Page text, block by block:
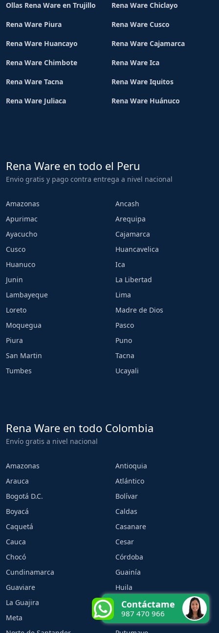
Ollas Rena Ware en Trujillo Rena Ware Chiclayo
Rena Ware Piura Rena Ware Cusco
Rena Ware Huancayo Rena Ware Cajamarca
Rena Ware Chimbote Rena Ware Ica
Rena Ware Tacna Rena Ware Iquitos
Rena Ware Juliaca Rena Ware Huánuco
Rena Ware en todo el Peru
Envio gratis y pago contra entrega a nivel nacional
Amazonas
Ancash
Apurimac
Arequipa
Ayacucho
Cajamarca
Cusco
Huancavelica
Huanuco
Ica
Junin
La Libertad
Lambayeque
Lima
Loreto
Madre de Dios
Moquegua
Pasco
Piura
Puno
San Martin
Tacna
Tumbes
Ucayali
Rena Ware en todo Colombia
Envío gratis a nivel nacional
Amazonas
Antioquia
Arauca
Atlántico
Bogotá D.C.
Bolívar
Boyacá
Caldas
Caquetá
Casanare
Cauca
Cesar
Chocó
Córdoba
Cundinamarca
Guainía
Guaviare
Huila
La Guajira
Magdalena
Meta
Nariño
Contáctame
987 470 966